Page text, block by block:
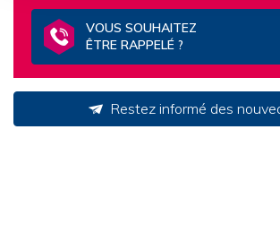
VOUS SOUHAITEZ
ÊTRE RAPPELÉ ?
Restez informé des